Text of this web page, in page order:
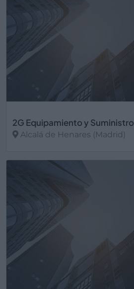
2G Equipamiento y Suministro
Alcalá de Henares (Madrid)